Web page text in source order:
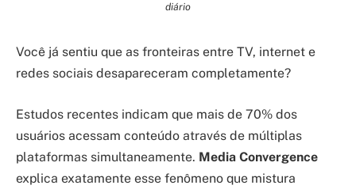
diário
Você já sentiu que as fronteiras entre TV, internet e
redes sociais desapareceram completamente?
Estudos recentes indicam que mais de 70% dos
usuários acessam conteúdo através de múltiplas
plataformas simultaneamente. Media Convergence
explica exatamente esse fenômeno que mistura